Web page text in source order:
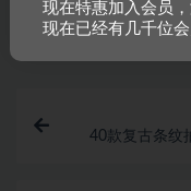
收藏 链接
40款复古条纹
现在特惠加入会员
现在已经有几千位